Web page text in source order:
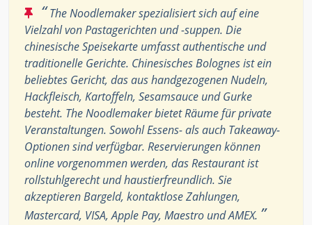
“The Noodlemaker spezialisiert sich auf eine
Vielzahl von Pastagerichten und -suppen. Die
chinesische Speisekarte umfasst authentische und
traditionelle Gerichte. Chinesisches Bolognes ist ein
beliebtes Gericht, das aus handgezogenen Nudeln,
Hackfleisch, Kartoffeln, Sesamsauce und Gurke
besteht. The Noodlemaker bietet Räume für private
Veranstaltungen. Sowohl Essens- als auch Takeaway-
Optionen sind verfügbar. Reservierungen können
online vorgenommen werden, das Restaurant ist
rollstuhlgerecht und haustierfreundlich. Sie
akzeptieren Bargeld, kontaktlose Zahlungen,
Mastercard, VISA, Apple Pay, Maestro und AMEX. ”